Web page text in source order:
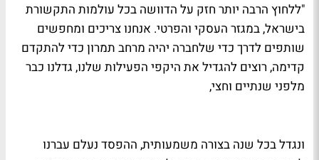
"ללחוץ הרבה יותר חזק על הדוושה בכל עולמות התקשורת
בישראל, במגזר העסקי והפרטי. אנחנו צריכים ומחפשים
שותפים לדרך כדי שלחברה יהיה מרחב תמרון כדי להתקדם
קדימה, רוצים להגדיל את היקפי הפעילות שלנו, גדלנו כבר
מלפני שנתיים וחצי,
ונגדל בכל שנה בצורה משמעותית, ההפסד נעלם עברנו